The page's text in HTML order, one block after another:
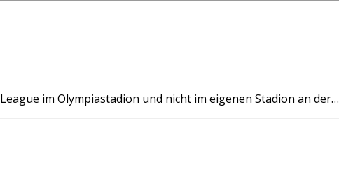
im Olympiastadion und nicht im eigenen Stadion an der…